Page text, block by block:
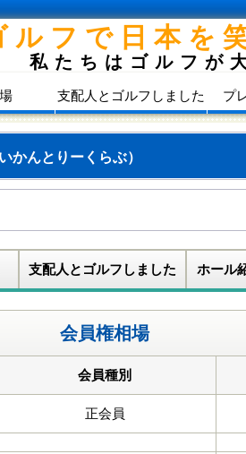
ルフで日本を
私たちはゴルフが
支配人とゴルフしました プ
かんとりーくらぶ）
支配人とゴルフしました ホール
会員権相場
会員種別
正会員